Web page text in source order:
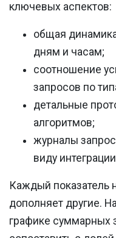
ключевых аспектов:
общая
дням и часам;
соотношение
запросов по
детальные
алгоритмов;
журналы
виду
Каждый показатель
дополняет другие.
графике суммарных